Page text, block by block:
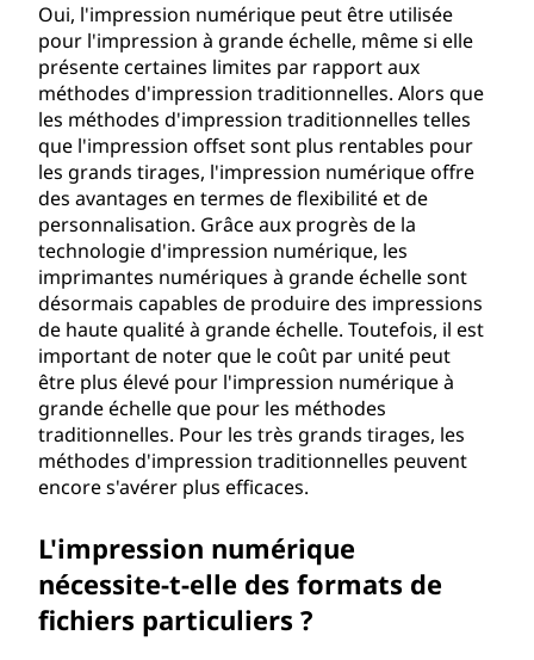
Oui, l'impression numérique peut être utilisée
pour l'impression à grande échelle, même si elle
présente certaines limites par rapport aux
méthodes d'impression traditionnelles. Alors que
les méthodes d'impression traditionnelles telles
que l'impression offset sont plus rentables pour
les grands tirages, l'impression numérique offre
des avantages en termes de flexibilité et de
personnalisation. Grâce aux progrès de la
technologie d'impression numérique, les
imprimantes numériques à grande échelle sont
désormais capables de produire des impressions
de haute qualité à grande échelle. Toutefois, il est
important de noter que le coût par unité peut
être plus élevé pour l'impression numérique à
grande échelle que pour les méthodes
traditionnelles. Pour les très grands tirages, les
méthodes d'impression traditionnelles peuvent
encore s'avérer plus efficaces.
L'impression numérique
nécessite-t-elle des formats de
fichiers particuliers ?